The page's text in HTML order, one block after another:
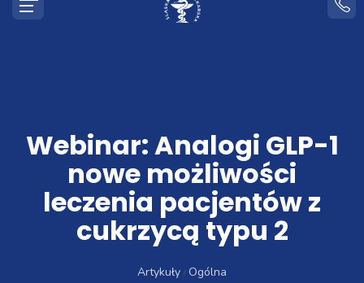
Webinar: Analogi GLP-1
nowe możliwości
leczenia pacjentów z
cukrzycą typu 2
Artykuły Ogólna